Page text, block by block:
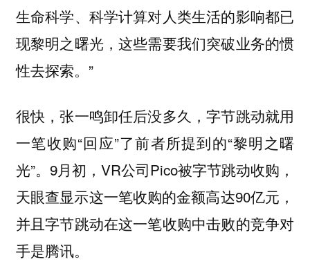
生命科学、科学计算对人类生活的影响都已
现黎明之曙光，这些需要我们突破业务的惯
性去探索。”
很快，张一鸣卸任后没多久，字节跳动就用
一笔收购“回应”了前者所提到的“黎明之曙
光”。9月初，VR公司Pico被字节跳动收购，
天眼查显示这一笔收购的金额高达90亿元，
并且字节跳动在这一笔收购中击败的竞争对
手是腾讯。